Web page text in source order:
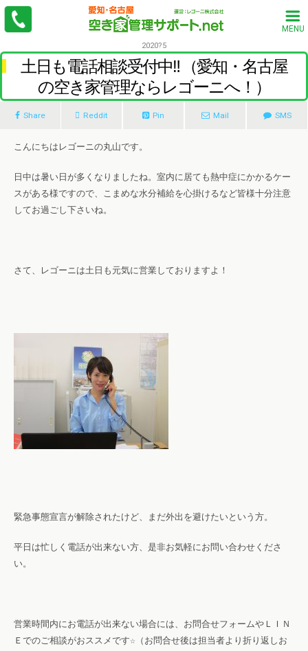
MENU
2020?5
土日も電話相談受付中‼ （愛知・名古屋
の空き家管理ならレゴーニへ！）
Share Reddit Pin Mail SMS
こんにちはレゴーニの丸山です。
日中は暑い日が多くなりましたね。室内に居ても熱中症にかかるケー
スがある様ですので、こまめな水分補給を心掛けるなど皆様十分注意
してお過ごし下さいね。
さて、レゴーニは土日も元気に営業しておりますよ！
緊急事態宣言が解除されたけど、まだ外出を避けたいという方。
平日は忙しく電話が出来ない方、是非お気軽にお問い合わせくださ
い。
営業時間内にお電話が出来ない場合には、お問合せフォームやＬＩＮ
Ｅでのご相談がおススメです☆（お問合せ後は担当者より折り返しお